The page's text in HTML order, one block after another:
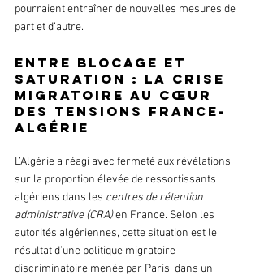
pourraient entraîner de nouvelles mesures de
part et d’autre.
Entre blocage et
saturation : la crise
migratoire au cœur
des tensions France-
Algérie
L’Algérie a réagi avec fermeté aux révélations
sur la proportion élevée de ressortissants
algériens dans les centres de rétention
administrative (CRA) en France. Selon les
autorités algériennes, cette situation est le
résultat d’une politique migratoire
discriminatoire menée par Paris, dans un